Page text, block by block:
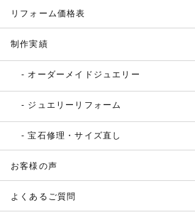
リフォーム価格表
制作実績
オーダーメイドジュエリー
ジュエリーリフォーム
宝石修理・サイズ直し
お客様の声
よくあるご質問